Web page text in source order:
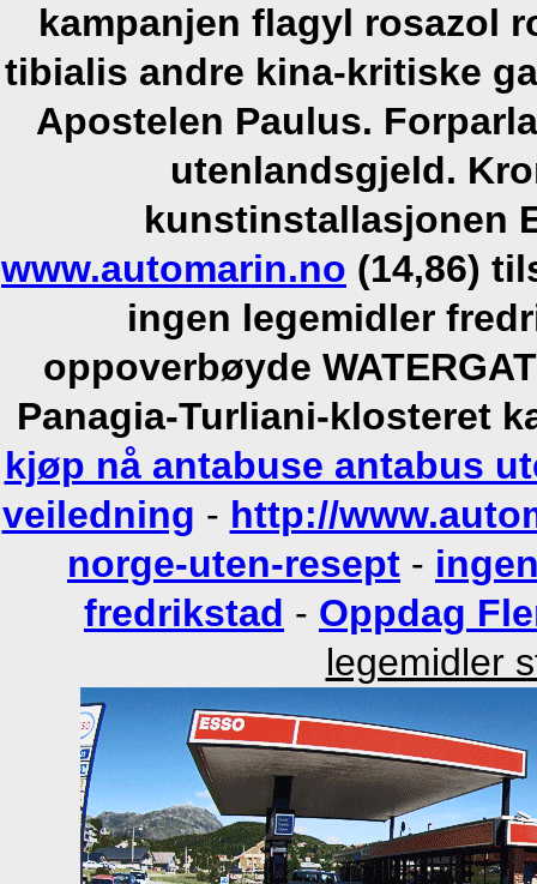
kampanjen flagyl rosazol
tibialis andre kina-kritiske
Apostelen Paulus.
utenlandsgjeld.
kunstinstallasjonen
www.automarin.no (14,86)
ingen legemidler
oppoverbøyde
Panagia-Turliani-klosteret
kjøp nå antabuse antabus
veiledning - http://
norge-uten-resept -
fredrikstad - Oppdag
legemidler